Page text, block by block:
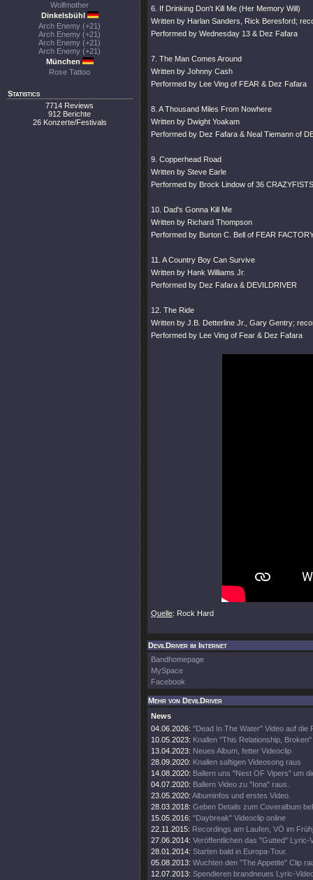
Wolfmother
Dinkelsbühl
Arch Enemy (+21)
Arch Enemy (+21)
Arch Enemy (+21)
Arch Enemy (+21)
München
Rose Tattoo
Statistics
7714 Reviews
912 Berichte
26 Konzerte/Festivals
6. If Drinking Don't Kill Me (Her Memory Will)
Written by Harlan Sanders, Rick Beresford;
Performed by Wednesday 13 & Dez Fafara
7. The Man Comes Around
Written by Johnny Cash
Performed by Lee Ving of FEAR & Dez Fafara
8. A Thousand Miles From Nowhere
Written by Dwight Yoakam
Performed by Dez Fafara & Neal Tiemann of
9. Copperhead Road
Written by Steve Earle
Performed by Brock Lindow of 36
10. Dad's Gonna Kill Me
Written by Richard Thompson
Performed by Burton C. Bell of FEAR
11. A Country Boy Can Survive
Written by Hank Williams Jr.
Performed by Dez Fafara & DEVILDRIVER
12. The Ride
Written by J.B. Detterline Jr., Gary Gentry;
Performed by Lee Ving of Fear & Dez Fafara
Quelle: Rock Hard
DevilDriver im Internet
Bandhomepage
MySpace
Facebook
Mehr von DevilDriver
News
04.06.2026: "Dead In The Water" Video auf die
10.05.2023: Knallen "This Relationship,
13.04.2023: Neues Album, fetter Videoclip
28.09.2020: Knallen saftigen Videosong raus
14.08.2020: Ballern uns "Nest OF Vipers" um
04.07.2020: Ballern Video zu "Iona" raus.
23.05.2020: Albuminfos und erstes Video.
28.03.2018: Geben Details zum Coveralbum
15.05.2016: "Daybreak" Videoclip online
22.11.2015: Recordings am Laufen, VÖ im
27.06.2014: Veröffentlichen das "Gutted" Lyric-
28.01.2014: Starten bald in Europa-Tour.
05.08.2013: Wuchten den "The Appetite" Clip
12.07.2013: Spendieren brandneues Lyric-